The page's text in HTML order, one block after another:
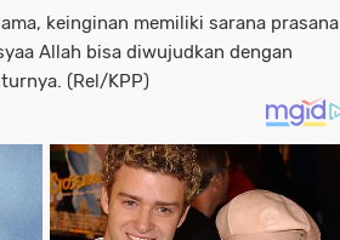
keinginan memiliki sarana prasana
Allah bisa diwujudkan dengan
(Rel/KPP)